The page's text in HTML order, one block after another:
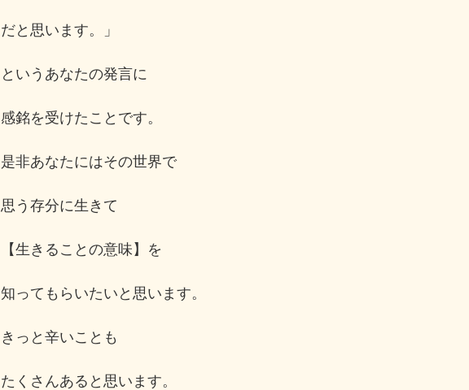
だと思います。」
というあなたの発言に
感銘を受けたことです。
是非あなたにはその世界で
思う存分に生きて
【生きることの意味】を
知ってもらいたいと思います。
きっと辛いことも
たくさんあると思います。